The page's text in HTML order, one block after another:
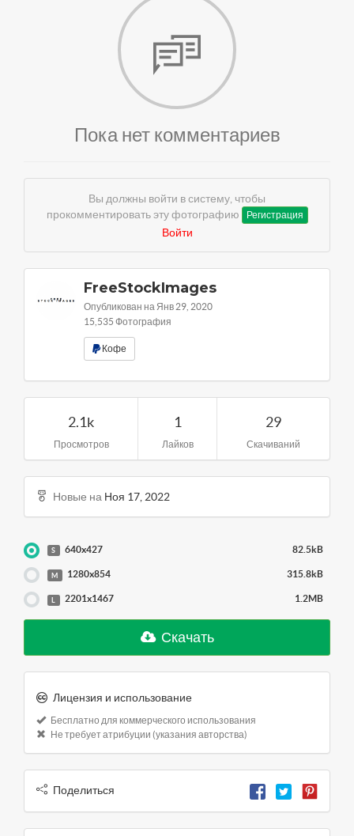
Пока нет комментариев
Вы должны войти в систему, чтобы
прокомментировать эту фотографию
Регистрация
Войти
FreeStockImages
Опубликован на Янв 29, 2020
15,535 Фотография
Кофе
2.1k
Просмотров
1
Лайков
29
Скачиваний
Новые на Ноя 17, 2022
S 640x427 82.5kB
M 1280x854 315.8kB
L 2201x1467 1.2MB
Скачать
Лицензия и использование
Бесплатно для коммерческого использования
Не требует атрибуции (указания авторства)
Поделиться